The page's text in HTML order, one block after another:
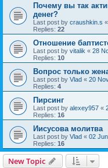
Почему вы так
денег?
Last post by craushkin.s «
Replies: 22
Отношение
Last post by vitalik « 28
Replies: 10
Вопрос только
Last post by Vlad « 20
Replies: 4
Пирсинг
Last post by alexey957 «
Replies: 16
Иисусова молитва
Last post by Vlad « 02
Replies: 16
New Topic